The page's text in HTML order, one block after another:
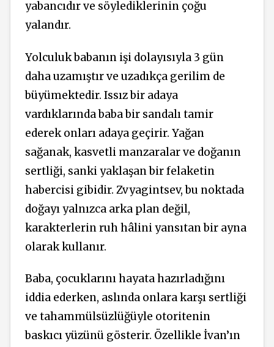
yabancıdır ve söylediklerinin çoğu
yalandır.
Yolculuk babanın işi dolayısıyla 3 gün
daha uzamıştır ve uzadıkça gerilim de
büyümektedir. Issız bir adaya
vardıklarında baba bir sandalı tamir
ederek onları adaya geçirir. Yağan
sağanak, kasvetli manzaralar ve doğanın
sertliği, sanki yaklaşan bir felaketin
habercisi gibidir. Zvyagintsev, bu noktada
doğayı yalnızca arka plan değil,
karakterlerin ruh hâlini yansıtan bir ayna
olarak kullanır.
Baba, çocuklarını hayata hazırladığını
iddia ederken, aslında onlara karşı sertliği
ve tahammülsüzlüğüyle otoritenin
baskıcı yüzünü gösterir. Özellikle İvan’ın